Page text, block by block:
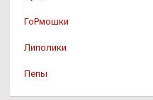
ГоРмошки
Липолики
Пепы